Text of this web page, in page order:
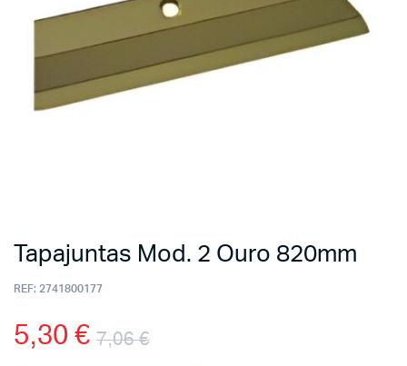
Tapajuntas Mod. 2 Ouro 820mm
REF: 2741800177
7,06€
5,30€